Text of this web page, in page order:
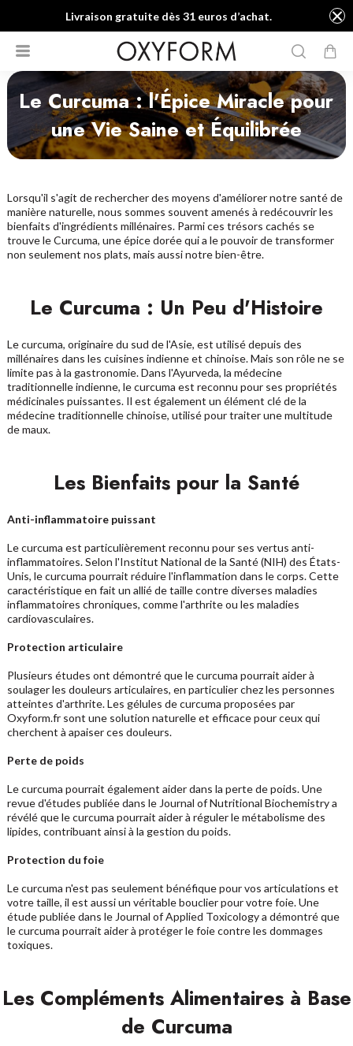
Livraison gratuite dès 31 euros d’achat.
Le Curcuma : l'Épice Miracle pour
une Vie Saine et Équilibrée
Lorsqu'il s'agit de rechercher des moyens d'améliorer notre santé de
manière naturelle, nous sommes souvent amenés à redécouvrir les
bienfaits d'ingrédients millénaires. Parmi ces trésors cachés se
trouve le Curcuma, une épice dorée qui a le pouvoir de transformer
non seulement nos plats, mais aussi notre bien-être.
Le Curcuma : Un Peu d'Histoire
Le curcuma, originaire du sud de l'Asie, est utilisé depuis des
millénaires dans les cuisines indienne et chinoise. Mais son rôle ne se
limite pas à la gastronomie. Dans l'Ayurveda, la médecine
traditionnelle indienne, le curcuma est reconnu pour ses propriétés
médicinales puissantes. Il est également un élément clé de la
médecine traditionnelle chinoise, utilisé pour traiter une multitude
de maux.
Les Bienfaits pour la Santé
Anti-inflammatoire puissant
Le curcuma est particulièrement reconnu pour ses vertus anti-
inflammatoires. Selon l'Institut National de la Santé (NIH) des États-
Unis, le curcuma pourrait réduire l'inflammation dans le corps. Cette
caractéristique en fait un allié de taille contre diverses maladies
inflammatoires chroniques, comme l'arthrite ou les maladies
cardiovasculaires.
Protection articulaire
Plusieurs études ont démontré que le curcuma pourrait aider à
soulager les douleurs articulaires, en particulier chez les personnes
atteintes d'arthrite. Les gélules de curcuma proposées par
Oxyform.fr sont une solution naturelle et efficace pour ceux qui
cherchent à apaiser ces douleurs.
Perte de poids
Le curcuma pourrait également aider dans la perte de poids. Une
revue d'études publiée dans le Journal of Nutritional Biochemistry a
révélé que le curcuma pourrait aider à réguler le métabolisme des
lipides, contribuant ainsi à la gestion du poids.
Protection du foie
Le curcuma n'est pas seulement bénéfique pour vos articulations et
votre taille, il est aussi un véritable bouclier pour votre foie. Une
étude publiée dans le Journal of Applied Toxicology a démontré que
le curcuma pourrait aider à protéger le foie contre les dommages
toxiques.
Les Compléments Alimentaires à Base
de Curcuma